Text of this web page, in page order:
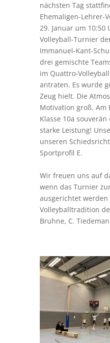
nächsten Tag
Ehemaligen-Lehrer-V
29. Januar um
Volleyball-Turnier
Immanuel-Kant-
drei gemischte
im Quattro-
antraten. Es wurde
Zeug hielt. Die
Motivation groß. Am
Klasse 10a
starke Leistung!
unseren
Sportprofil E.
Wir freuen uns auf
wenn das Turnier
ausgerichtet
Volleyballtradition
Bruhne, C.